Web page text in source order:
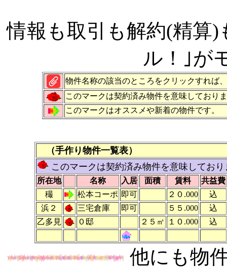
情報も取引も解約(精算
ル！｣が
物件名称の該当のところをクリックすれば
このマークは契約済み物件を意味しており
このマークはオススメや新着の物件です。
（手作り物件一覧表）
このマークは契約済み物件を意味してお
所在地 名称 入居 面積 賃料
共益費
穝
松本コーポ 即可 ２０.000
込
浜２
三宅倉庫 即可 ５５.000
込
乙多見
０邸 ２５㎡ １０.000 込
他にも物